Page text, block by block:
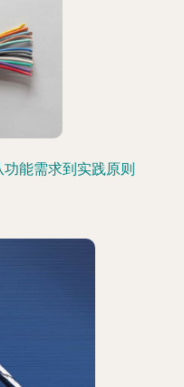
能需求到实践原则